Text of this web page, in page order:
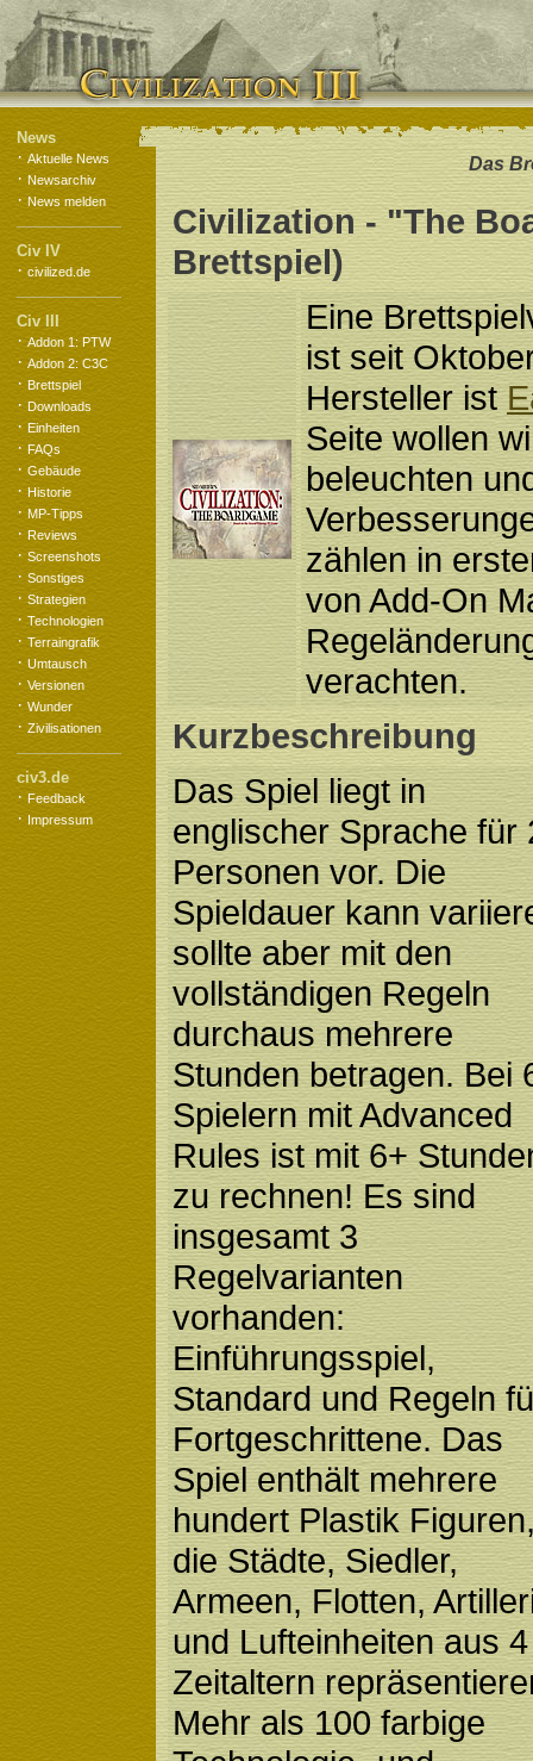
News
· Aktuelle News
· Newsarchiv
· News melden
Civ IV
· civilized.de
Civ III
· Addon 1: PTW
· Addon 2: C3C
· Brettspiel
· Downloads
· Einheiten
· FAQs
· Gebäude
· Historie
· MP-Tipps
· Reviews
· Screenshots
· Sonstiges
· Strategien
· Technologien
· Terraingrafik
· Umtausch
· Versionen
· Wunder
· Zivilisationen
civ3.de
· Feedback
· Impressum
Das
Civilization - "The
Brettspiel)
Eine
ist seit
Hersteller ist
Seite wollen
beleuchten
zählen in
von Add-On
verachten.
Kurzbeschreibung
Das Spiel liegt in
englischer Sprache für
Personen vor. Die
Spieldauer kann
sollte aber mit den
vollständigen Regeln
durchaus mehrere
Stunden betragen. Bei
Spielern mit Advanced
Rules ist mit 6+
zu rechnen! Es sind
insgesamt 3
Regelvarianten
vorhanden:
Einführungsspiel,
Standard und Regeln
Fortgeschrittene. Das
Spiel enthält mehrere
hundert Plastik
die Städte, Siedler,
Armeen, Flotten,
und Lufteinheiten aus 4
Zeitaltern
Mehr als 100 farbige